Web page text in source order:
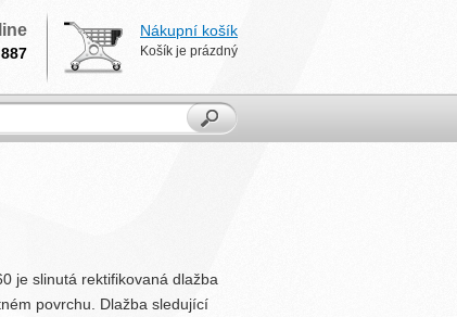
Nákupní košík
Košík je prázdný
je slinutá rektifikovaná dlažba
povrchu. Dlažba sledující